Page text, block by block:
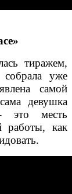
тиражем,
уже
самой
девушка
это месть
работы, как